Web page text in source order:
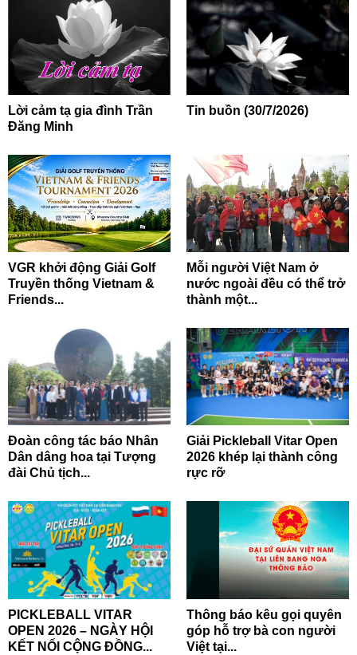
Lời cảm tạ gia đình Trần
Đăng Minh
Tin buồn (30/7/2026)
VGR khởi động Giải Golf
Truyền thống Vietnam &
Friends...
Mỗi người Việt Nam ở
nước ngoài đều có thể trở
thành một...
Đoàn công tác báo Nhân
Dân dâng hoa tại Tượng
đài Chủ tịch...
Giải Pickleball Vitar Open
2026 khép lại thành công
rực rỡ
PICKLEBALL VITAR
OPEN 2026 – NGÀY HỘI
KẾT NỐI CỘNG ĐỒNG...
Thông báo kêu gọi quyên
góp hỗ trợ bà con người
Việt tại...